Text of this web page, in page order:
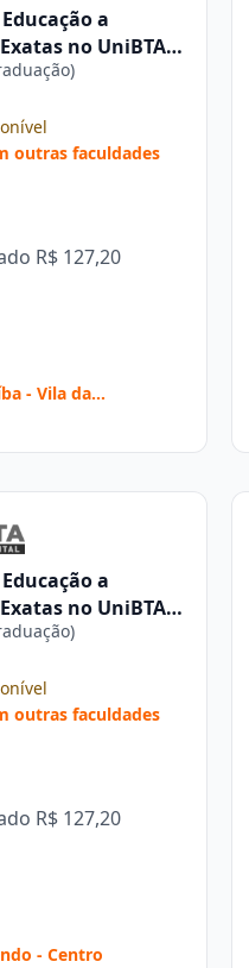
a
no UniBTA
outras faculdades
R$ 127,20
- Vila da
a
no UniBTA
outras faculdades
R$ 127,20
- Centro